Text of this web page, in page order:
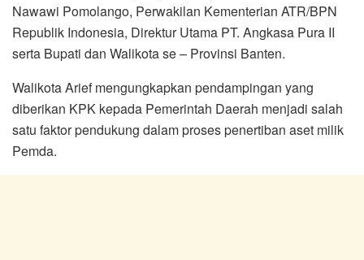
Nawawi Pomolango, Perwakilan Kementerian ATR/BPN
Republik Indonesia, Direktur Utama PT. Angkasa Pura II
serta Bupati dan Walikota se – Provinsi Banten.
Walikota Arief mengungkapkan pendampingan yang
diberikan KPK kepada Pemerintah Daerah menjadi salah
satu faktor pendukung dalam proses penertiban aset milik
Pemda.